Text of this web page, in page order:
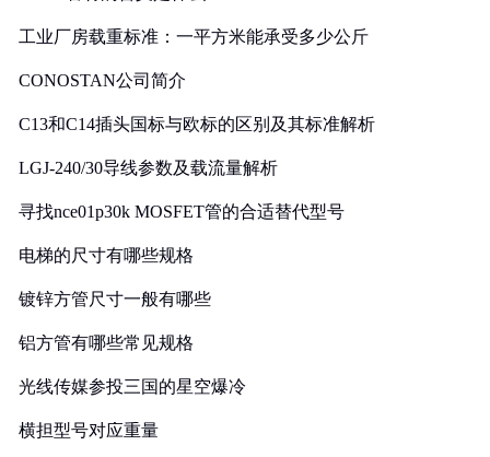
工业厂房载重标准：一平方米能承受多少公斤
CONOSTAN公司简介
C13和C14插头国标与欧标的区别及其标准解析
LGJ-240/30导线参数及载流量解析
寻找nce01p30k MOSFET管的合适替代型号
电梯的尺寸有哪些规格
镀锌方管尺寸一般有哪些
铝方管有哪些常见规格
光线传媒参投三国的星空爆冷
横担型号对应重量